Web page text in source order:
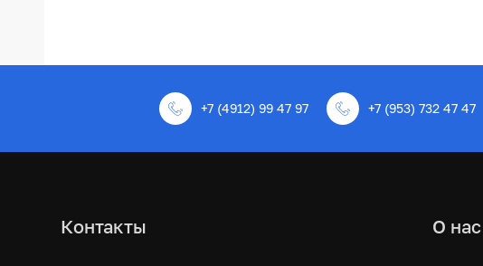
+7 (4912) 99 47 97 +7 (953) 732 47 47
Контакты О нас